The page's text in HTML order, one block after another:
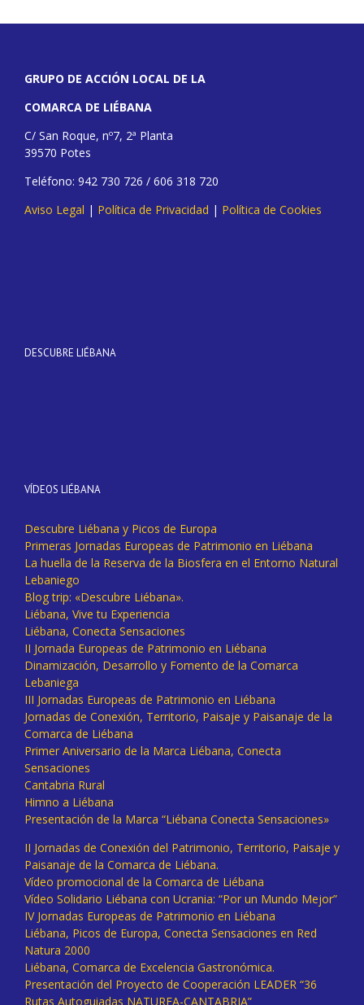
GRUPO DE ACCIÓN LOCAL DE LA
COMARCA DE LIÉBANA
C/ San Roque, nº7, 2ª Planta
39570 Potes
Teléfono: 942 730 726 / 606 318 720
Aviso Legal | Política de Privacidad | Política de Cookies
DESCUBRE LIÉBANA
VÍDEOS LIÉBANA
Descubre Liébana y Picos de Europa
Primeras Jornadas Europeas de Patrimonio en Liébana
La huella de la Reserva de la Biosfera en el Entorno Natural
Lebaniego
Blog trip: «Descubre Liébana».
Liébana, Vive tu Experiencia
Liébana, Conecta Sensaciones
II Jornada Europeas de Patrimonio en Liébana
Dinamización, Desarrollo y Fomento de la Comarca
Lebaniega
III Jornadas Europeas de Patrimonio en Liébana
Jornadas de Conexión, Territorio, Paisaje y Paisanaje de la
Comarca de Liébana
Primer Aniversario de la Marca Liébana, Conecta
Sensaciones
Cantabria Rural
Himno a Liébana
Presentación de la Marca “Liébana Conecta Sensaciones»
II Jornadas de Conexión del Patrimonio, Territorio, Paisaje y
Paisanaje de la Comarca de Liébana.
Vídeo promocional de la Comarca de Liébana
Vídeo Solidario Liébana con Ucrania: “Por un Mundo Mejor”
IV Jornadas Europeas de Patrimonio en Liébana
Liébana, Picos de Europa, Conecta Sensaciones en Red
Natura 2000
Liébana, Comarca de Excelencia Gastronómica.
Presentación del Proyecto de Cooperación LEADER “36
Rutas Autoguiadas NATUREA-CANTABRIA”